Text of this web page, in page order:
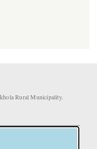
Rural Municipality.